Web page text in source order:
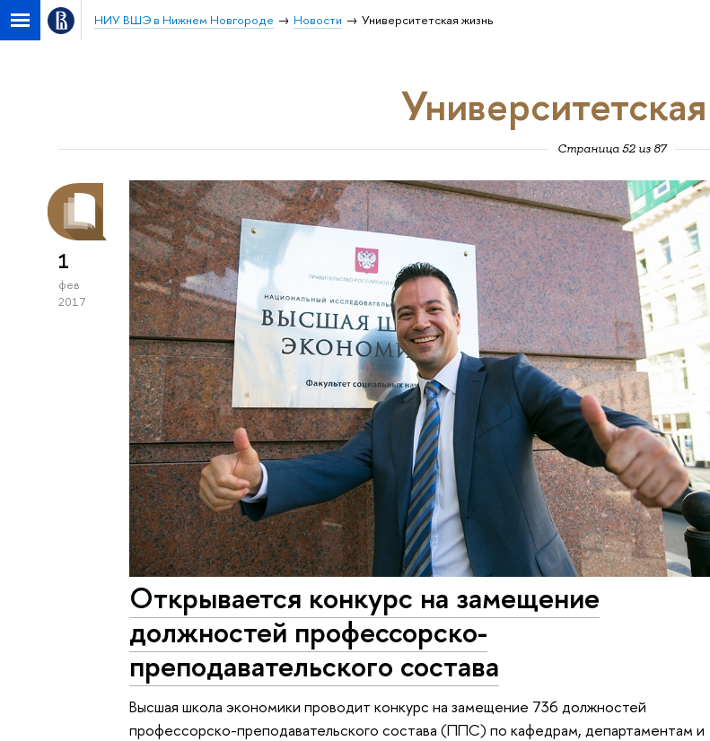
НИУ ВШЭ в Нижнем Новгороде Новости Университетская жизнь
Страница 52 из 87
1
фев
2017
Открывается конкурс на замещение
должностей профессорско-
преподавательского состава
Высшая школа экономики проводит конкурс на замещение 736 должностей
профессорско-преподавательского состава (ППС) по кафедрам, департаментам и